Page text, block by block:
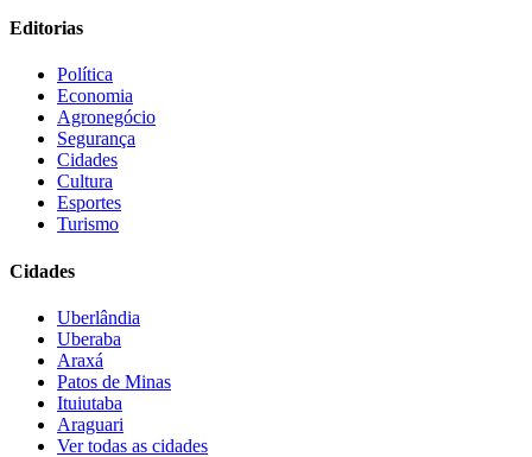
Editorias
Política
Economia
Agronegócio
Segurança
Cidades
Cultura
Esportes
Turismo
Cidades
Uberlândia
Uberaba
Araxá
Patos de Minas
Ituiutaba
Araguari
Ver todas as cidades